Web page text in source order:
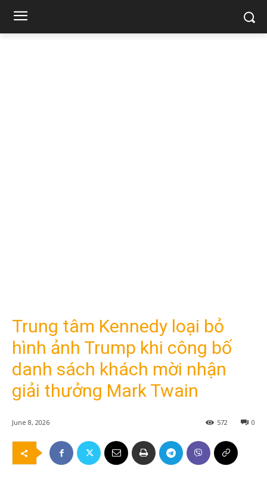
Trung tâm Kennedy loại bỏ
hình ảnh Trump khi công bố
danh sách khách mời nhận
giải thưởng Mark Twain
June 8, 2026 0
572